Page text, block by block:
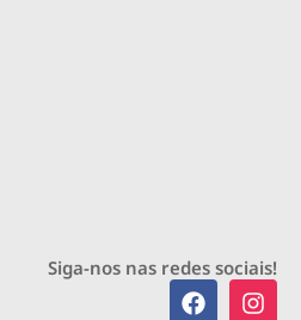
Siga-nos nas redes sociais!